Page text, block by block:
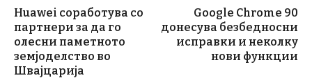
Huawei соработува со
партнери за да го
олесни паметното
земјоделство во
Швајцарија
Google Chrome 90
донесува безбедносни
исправки и неколку
нови функции